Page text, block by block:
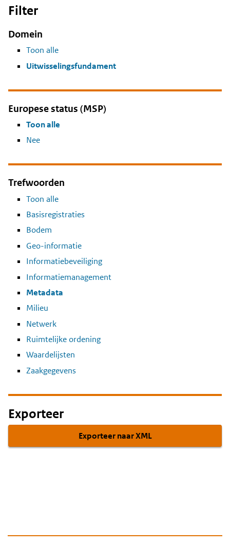
Filter
Domein
Toon alle
Uitwisselingsfundament
Europese status (MSP)
Toon alle
Nee
Trefwoorden
Toon alle
Basisregistraties
Bodem
Geo-informatie
Informatiebeveiliging
Informatiemanagement
Metadata
Milieu
Netwerk
Ruimtelijke ordening
Waardelijsten
Zaakgegevens
Exporteer
Exporteer naar XML